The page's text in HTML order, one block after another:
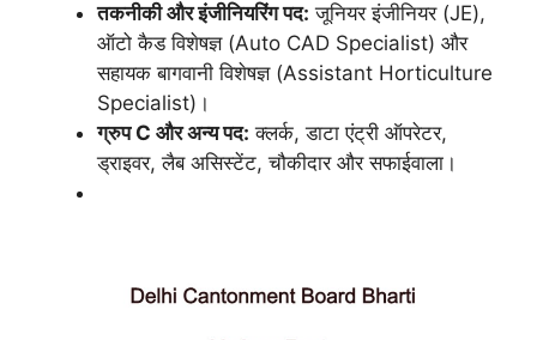
तकनीकी और इंजीनियरिंग पद: जूनियर इंजीनियर (JE),
ऑटो कैड विशेषज्ञ (Auto CAD Specialist) और
सहायक बागवानी विशेषज्ञ (Assistant Horticulture
Specialist)।
ग्रुप C और अन्य पद: क्लर्क, डाटा एंट्री ऑपरेटर,
ड्राइवर, लैब असिस्टेंट, चौकीदार और सफाईवाला।